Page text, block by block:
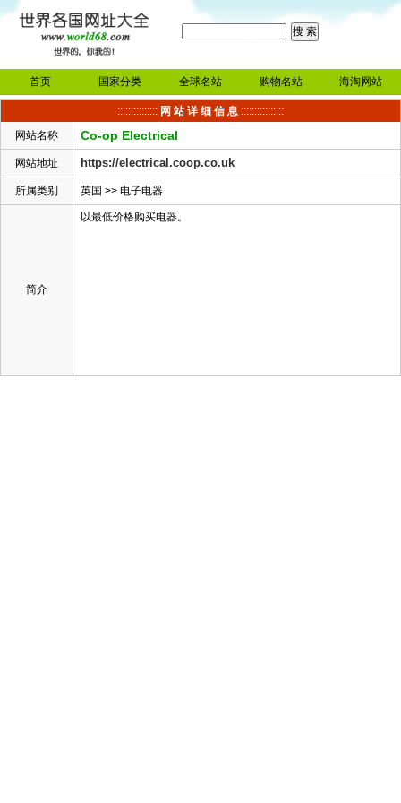
首页 国家分类 全球名站 购物名站 海淘网站
::::::::::::::: 网 站 详 细 信 息 ::::::::::::::::
网站名称
Co-op Electrical
网站地址 https://electrical.coop.co.uk
所属类别 英国 >>电子电器
简介
以最低价格购买电器。